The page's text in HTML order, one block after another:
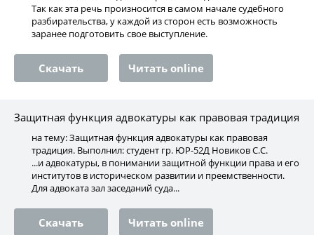
Так как эта речь произносится в самом начале судебного
разбирательства, у каждой из сторон есть возможность
заранее подготовить свое выступление.
Скачать Читать online
Защитная функция адвокатуры как правовая традиция
на тему: Защитная функция адвокатуры как правовая
традиция. Выполнил: студент гр. ЮР-52Д Новиков С.С.
...и адвокатуры, в понимании защитной функции права и его
институтов в историческом развитии и преемственности.
Для адвоката зал заседаний суда...
Скачать Читать online